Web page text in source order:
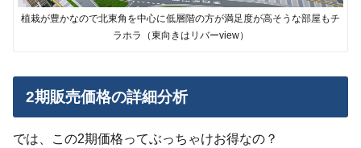
植栽が豊かなので北東角を中心に低層階の方が満足度が高そうな部屋もチ
ラホラ（東向きはリバーview）
2期販売価格の詳細分析
では、この2期価格ってぶっちゃけお得なの？